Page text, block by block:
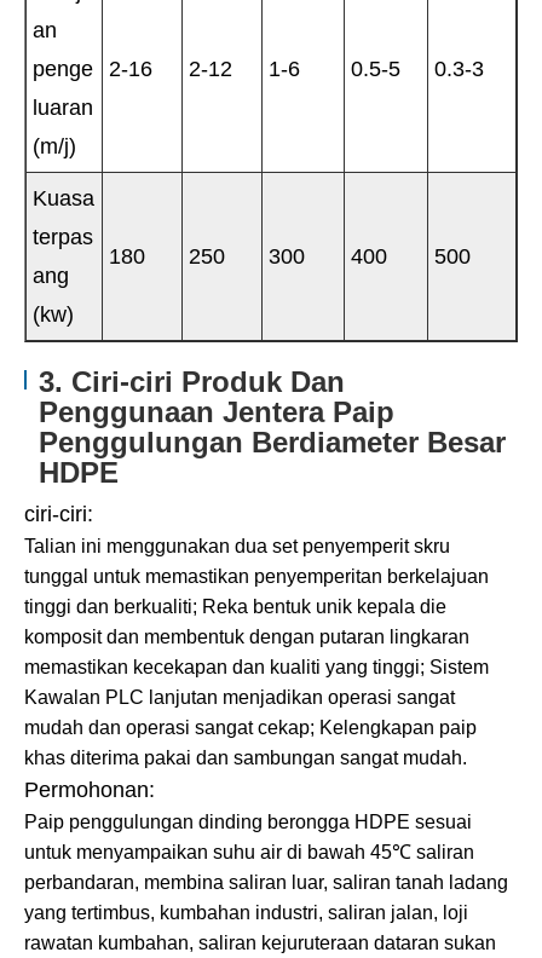
an
penge
luaran
(m/j)
2-16 2-12 1-6 0.5-5 0.3-3
Kuasa
terpas
ang
(kw)
180 250 300 400 500
3. Ciri-ciri Produk Dan
Penggunaan Jentera Paip
Penggulungan Berdiameter Besar
HDPE
ciri-ciri:
Talian ini menggunakan dua set penyemperit skru
tunggal untuk memastikan penyemperitan berkelajuan
tinggi dan berkualiti; Reka bentuk unik kepala die
komposit dan membentuk dengan putaran lingkaran
memastikan kecekapan dan kualiti yang tinggi; Sistem
Kawalan PLC lanjutan menjadikan operasi sangat
mudah dan operasi sangat cekap; Kelengkapan paip
khas diterima pakai dan sambungan sangat mudah.
Permohonan:
Paip penggulungan dinding berongga HDPE sesuai
untuk menyampaikan suhu air di bawah 45℃ saliran
perbandaran, membina saliran luar, saliran tanah ladang
yang tertimbus, kumbahan industri, saliran jalan, loji
rawatan kumbahan, saliran kejuruteraan dataran sukan